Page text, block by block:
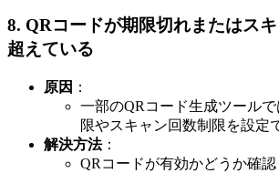
8. QRコードが期限切れまたはス
超えている
原因 ：
一部のQRコード生成ツール
限やスキャン回数制限を設定
解決方法：
QRコードが有効かどうか確